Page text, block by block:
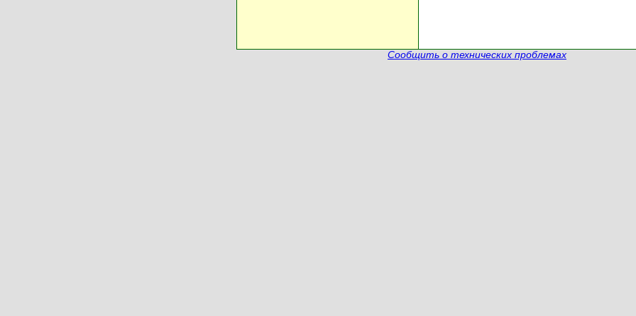
Сообщить о технических проблемах